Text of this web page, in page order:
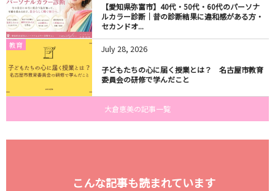
【愛知県弥富市】40代・50代・60代のパーソナ
ルカラー診断｜昔の診断結果に違和感がある方・
セカンドオ...
教育 July 28, 2026
子どもたちの心に届く授業とは？ 名古屋市教育
委員会の研修で学んだこと
大倉恵美の記事一覧
こんな記事も読まれています